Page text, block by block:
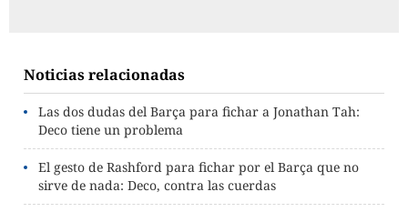
Noticias relacionadas
Las dos dudas del Barça para fichar a Jonathan Tah:
Deco tiene un problema
El gesto de Rashford para fichar por el Barça que no
sirve de nada: Deco, contra las cuerdas